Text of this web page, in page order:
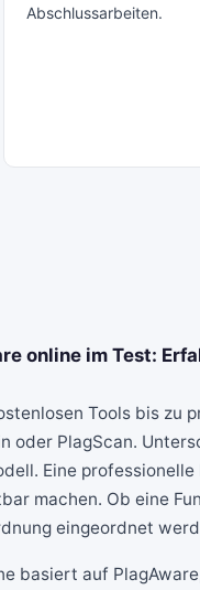
Abschlussarbeiten.
online im Test:
Tools bis zu
oder PlagScan.
Eine
machen. Ob eine
eingeordnet
basiert auf